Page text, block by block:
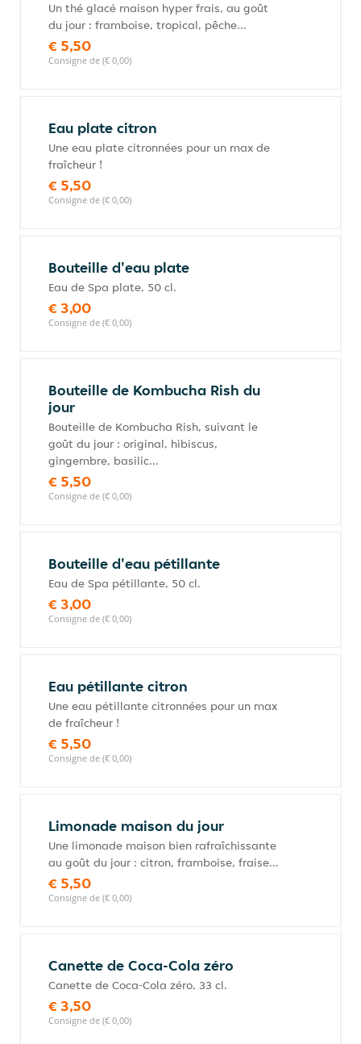
Un thé glacé maison hyper frais, au goût
du jour : framboise, tropical, pêche...
€ 5,50
Consigne de (€ 0,00)
Eau plate citron
Une eau plate citronnées pour un max de
fraîcheur !
€ 5,50
Consigne de (€ 0,00)
Bouteille d'eau plate
Eau de Spa plate, 50 cl.
€ 3,00
Consigne de (€ 0,00)
Bouteille de Kombucha Rish du
jour
Bouteille de Kombucha Rish, suivant le
goût du jour : original, hibiscus,
gingembre, basilic...
€ 5,50
Consigne de (€ 0,00)
Bouteille d'eau pétillante
Eau de Spa pétillante, 50 cl.
€ 3,00
Consigne de (€ 0,00)
Eau pétillante citron
Une eau pétillante citronnées pour un max
de fraîcheur !
€ 5,50
Consigne de (€ 0,00)
Limonade maison du jour
Une limonade maison bien rafraîchissante
au goût du jour : citron, framboise, fraise...
€ 5,50
Consigne de (€ 0,00)
Canette de Coca-Cola zéro
Canette de Coca-Cola zéro, 33 cl.
€ 3,50
Consigne de (€ 0,00)